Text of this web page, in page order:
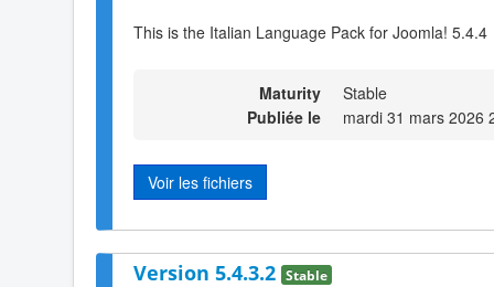
This is the Italian Language Pack for Joomla! 5.4.4
Maturity
Stable
Publiée le
mardi 31 mars 2026
Voir les fichiers
Version 5.4.3.2 Stable